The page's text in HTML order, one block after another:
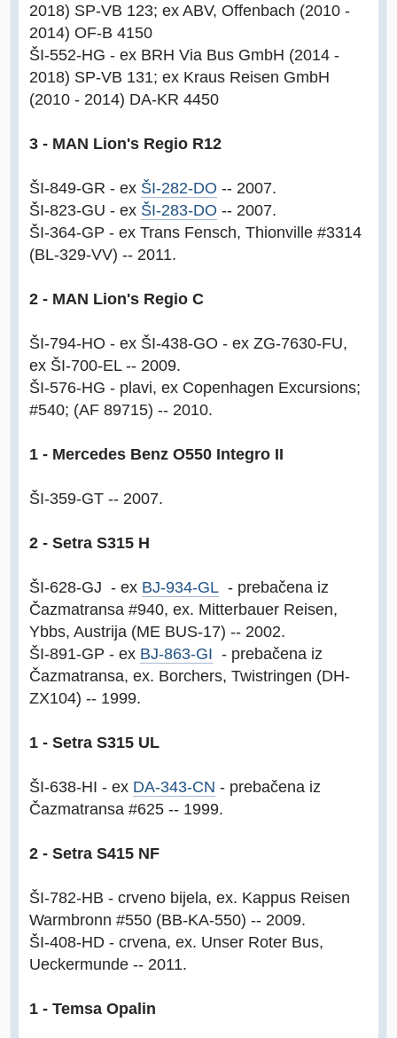
2018) SP-VB 123; ex ABV, Offenbach (2010 -
2014) OF-B 4150
ŠI-552-HG - ex BRH Via Bus GmbH (2014 -
2018) SP-VB 131; ex Kraus Reisen GmbH
(2010 - 2014) DA-KR 4450
3 - MAN Lion's Regio R12
ŠI-849-GR - ex ŠI-282-DO -- 2007.
ŠI-823-GU - ex ŠI-283-DO -- 2007.
ŠI-364-GP - ex Trans Fensch, Thionville #3314
(BL-329-VV) -- 2011.
2 - MAN Lion's Regio C
ŠI-794-HO - ex ŠI-438-GO - ex ZG-7630-FU,
ex ŠI-700-EL -- 2009.
ŠI-576-HG - plavi, ex Copenhagen Excursions;
#540; (AF 89715) -- 2010.
1 - Mercedes Benz O550 Integro II
ŠI-359-GT -- 2007.
2 - Setra S315 H
ŠI-628-GJ - ex BJ-934-GL - prebačena iz
Čazmatransa #940, ex. Mitterbauer Reisen,
Ybbs, Austrija (ME BUS-17) -- 2002.
ŠI-891-GP - ex BJ-863-GI - prebačena iz
Čazmatransa, ex. Borchers, Twistringen (DH-
ZX104) -- 1999.
1 - Setra S315 UL
ŠI-638-HI - ex DA-343-CN - prebačena iz
Čazmatransa #625 -- 1999.
2 - Setra S415 NF
ŠI-782-HB - crveno bijela, ex. Kappus Reisen
Warmbronn #550 (BB-KA-550) -- 2009.
ŠI-408-HD - crvena, ex. Unser Roter Bus,
Ueckermunde -- 2011.
1 - Temsa Opalin